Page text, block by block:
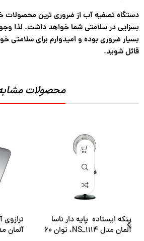
دستگاه تصفیه آب از ضروری ترین محصولات
بسزایی در سلامتی شما خواهد داشت. لذا
بسیار ضروری بوده و امیدوارم برای سلامتی
قائل شوید.
محصولات
پنکه ایستاده پایه دار ناسا
آلمان مدل NS_1114، توان 60